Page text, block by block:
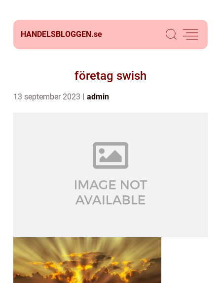
HANDELSBLOGGEN.se
företag swish
13 september 2023 admin